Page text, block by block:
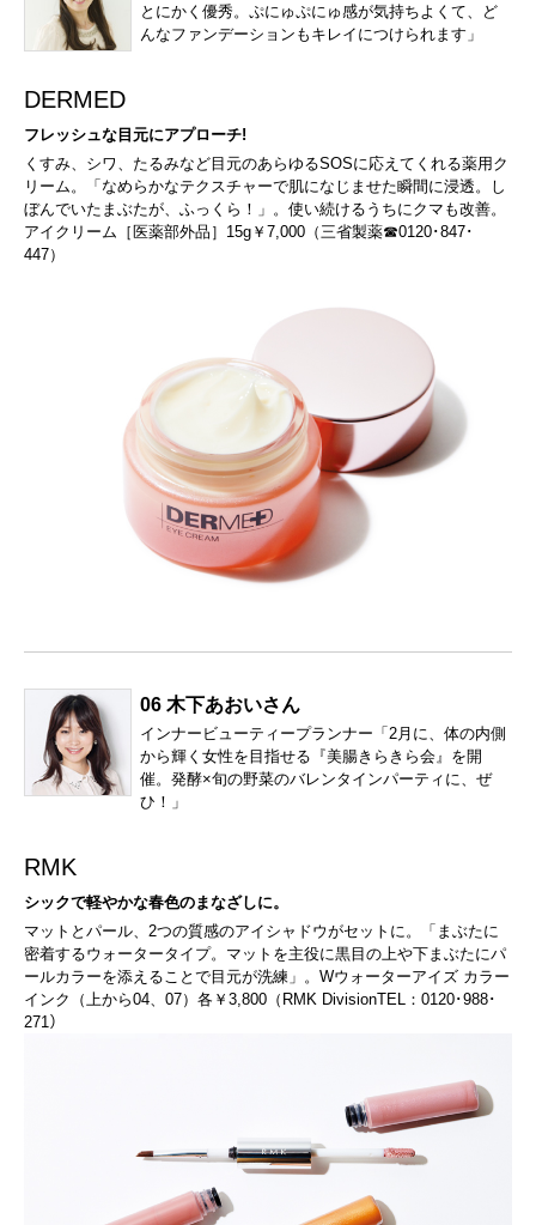
とにかく優秀。ぷにゅぷにゅ感が気持ちよくて、ど
んなファンデーションもキレイにつけられます」
DERMED
フレッシュな目元にアプローチ!
くすみ、シワ、たるみなど目元のあらゆるSOSに応えてくれる薬用ク
リーム。「なめらかなテクスチャーで肌になじませた瞬間に浸透。し
ぼんでいたまぶたが、ふっくら！」。使い続けるうちにクマも改善。
アイクリーム［医薬部外品］15g￥7,000（三省製薬☎0120･847･
447）
06 木下あおいさん
インナービューティープランナー「2月に、体の内側
から輝く女性を目指せる『美腸きらきら会』を開
催。発酵×旬の野菜のバレンタインパーティに、ぜ
ひ！」
RMK
シックで軽やかな春色のまなざしに。
マットとパール、2つの質感のアイシャドウがセットに。「まぶたに
密着するウォータータイプ。マットを主役に黒目の上や下まぶたにパ
ールカラーを添えることで目元が洗練」。Wウォーターアイズ カラー
インク（上から04、07）各￥3,800（RMK DivisionTEL：0120･988･
271）